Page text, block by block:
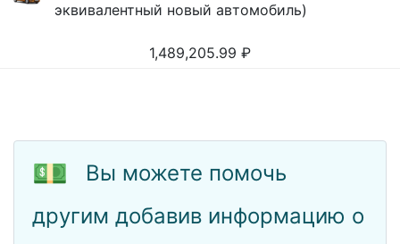
эквивалентный новый автомобиль)
1,489,205.99 ₽
💵
Вы можете помочь
другим добавив информацию о